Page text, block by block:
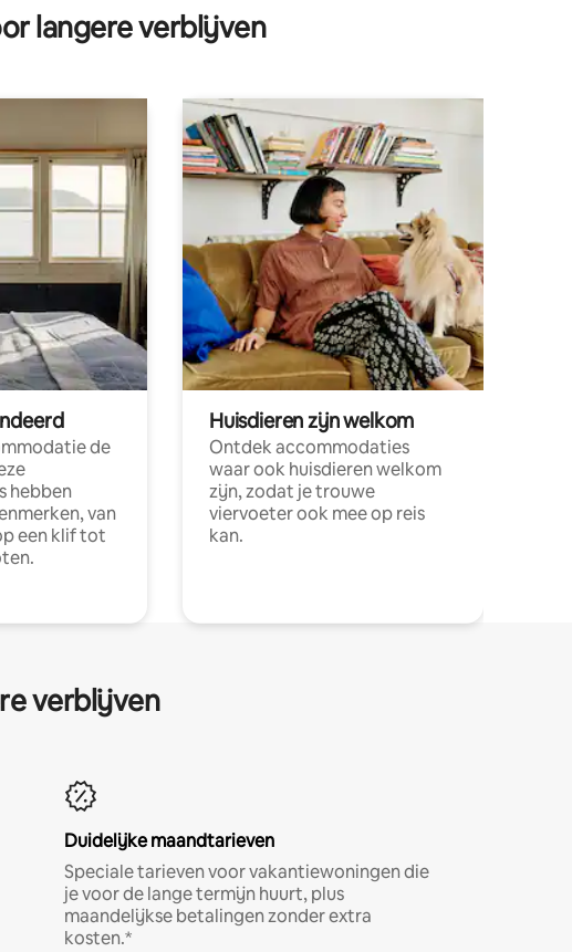
langere verblijven
de
hebben
van
een klif tot
Huisdieren zijn welkom
Ontdek accommodaties
waar ook huisdieren welkom
zijn, zodat je trouwe
viervoeter ook mee op reis
kan.
verblijven
Duidelijke maandtarieven
Speciale tarieven voor vakantiewoningen die
je voor de lange termijn huurt, plus
maandelijkse betalingen zonder extra
kosten.*